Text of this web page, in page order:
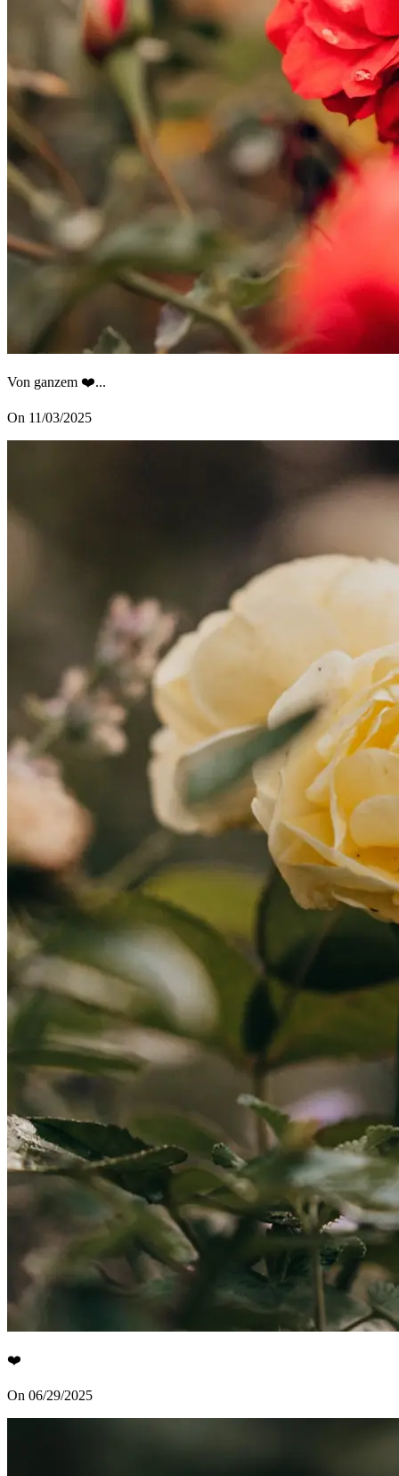
Von ganzem ❤️...
On 11/03/2025
❤️
On 06/29/2025